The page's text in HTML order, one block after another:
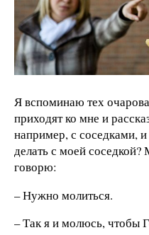
Я вспоминаю тех
приходят ко мне и
например, с соседками,
делать с моей
говорю:
– Нужно молиться.
– Так я и молюсь, чтобы